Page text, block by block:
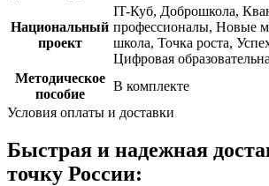
Национальный
проект
IT-Куб, Доброшкола,
профессионалы, Новые
школа, Точка роста,
Цифровая
Методическое
пособие
В комплекте
Условия оплаты и доставки
Быстрая и надежная
точку России: